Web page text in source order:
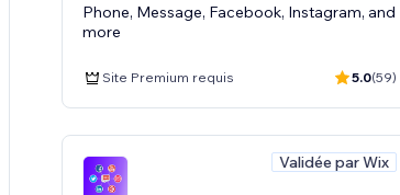
Phone, Message, Facebook, Instagram, and
more
Site Premium requis 5.0(59)
Validée par Wix